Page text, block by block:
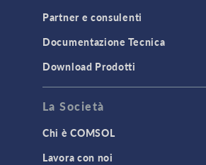
Partner e consulenti
Documentazione Tecnica
Download Prodotti
La Società
Chi è COMSOL
Lavora con noi